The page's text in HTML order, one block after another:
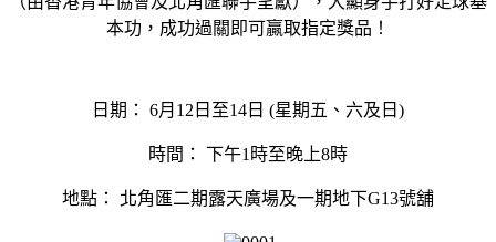
本功，成功過關即可贏取指定獎品！
日期： 6月12日至14日 (星期五、六及日)
時間： 下午1時至晚上8時
地點： 北角匯二期露天廣場及一期地下G13號舖